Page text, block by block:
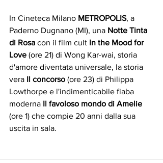
In Cineteca Milano METROPOLIS, a
Paderno Dugnano (MI), una Notte Tinta
di Rosa con il film cult In the Mood for
Love (ore 21) di Wong Kar-wai, storia
d'amore diventata universale, la storia
vera Il concorso (ore 23) di Philippa
Lowthorpe e l'indimenticabile fiaba
moderna Il favoloso mondo di Amelie
(ore 1) che compie 20 anni dalla sua
uscita in sala.